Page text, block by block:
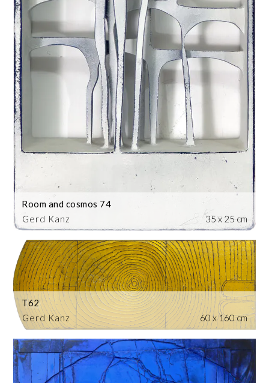
Gerd Kanz
Room and cosmos 74
35 x 25 cm
Gerd Kanz
T62
60 x 160 cm